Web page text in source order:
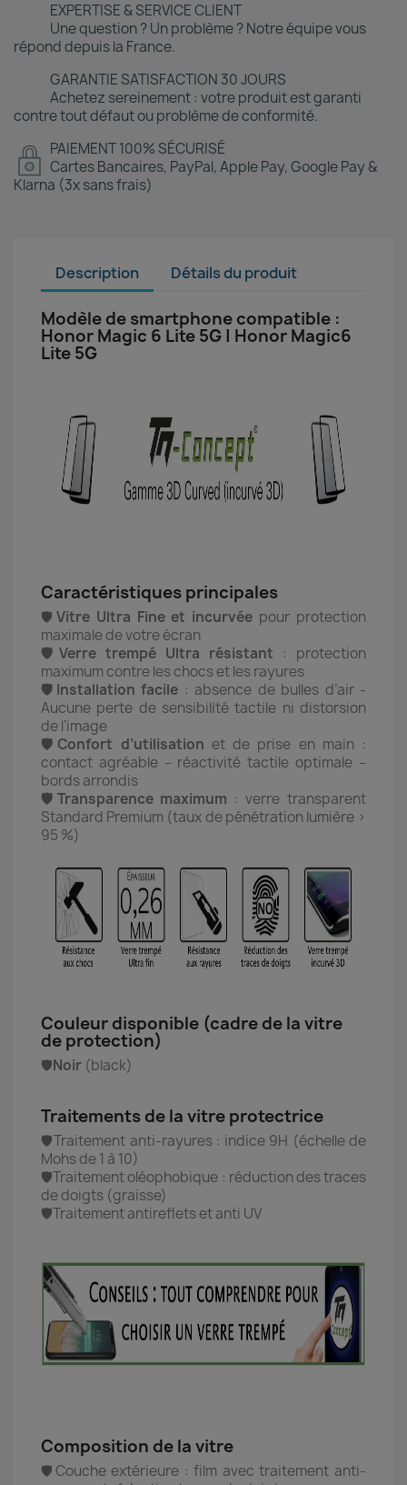
EXPERTISE & SERVICE CLIENT
Une question ? Un problème ? Notre équipe vous
répond depuis la France.
GARANTIE SATISFACTION 30 JOURS
Achetez sereinement : votre produit est garanti
contre tout défaut ou problème de conformité.
PAIEMENT 100% SÉCURISÉ
Cartes Bancaires, PayPal, Apple Pay, Google Pay &
Klarna (3x sans frais)
Description Détails du produit
Modèle de smartphone compatible :
Honor Magic 6 Lite 5G | Honor Magic6
Lite 5G
Caractéristiques principales
🛡️ Vitre Ultra Fine et incurvée pour protection
maximale de votre écran
🛡️Verre trempé Ultra résistant : protection
maximum contre les chocs et les rayures
🛡️Installation facile : absence de bulles d’air -
Aucune perte de sensibilité tactile ni distorsion
de l’image
🛡️Confort d’utilisation et de prise en main :
contact agréable – réactivité tactile optimale –
bords arrondis
🛡️Transparence maximum : verre transparent
Standard Premium (taux de pénétration lumière >
95 %)
Couleur disponible (cadre de la vitre
de protection)
🛡️Noir (black)
Traitements de la vitre protectrice
🛡️Traitement anti-rayures : indice 9H (échelle de
Mohs de 1 à 10)
🛡️Traitement oléophobique : réduction des traces
de doigts (graisse)
🛡️Traitement antireflets et anti UV
Composition de la vitre
🛡️Couche extérieure : film avec traitement anti-